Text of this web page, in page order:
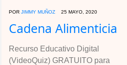
POR JIMMY MUÑOZ 25 MAYO, 2020
Cadena Alimenticia
Recurso Educativo Digital
(VideoQuiz) GRATUITO para